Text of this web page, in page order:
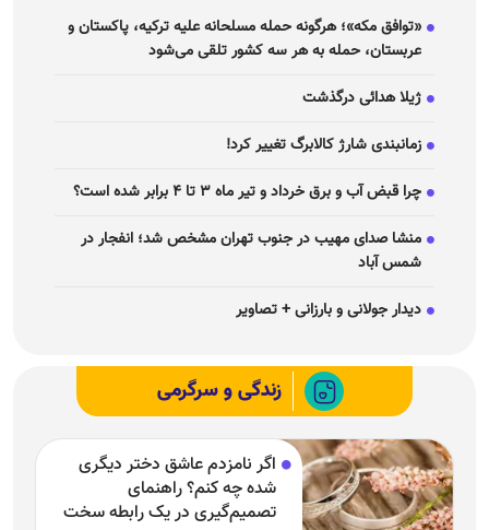
«توافق مکه»؛ هرگونه حمله مسلحانه علیه ترکیه، پاکستان و
عربستان، حمله به هر سه کشور تلقی می‌شود
ژیلا هدائی درگذشت
زمانبندی شارژ کالابرگ تغییر کرد!
چرا قبض آب و برق خرداد و تیر ماه ۳ تا ۴ برابر شده است؟
منشا صدای مهیب در جنوب تهران مشخص شد؛ انفجار در
شمس آباد
دیدار جولانی و بارزانی + تصاویر
زندگی و سرگرمی
اگر نامزدم عاشق دختر دیگری
شده چه کنم؟ راهنمای
تصمیم‌گیری در یک رابطه سخت